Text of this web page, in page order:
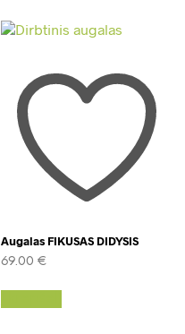
Augalas FIKUSAS DIDYSIS
69.00€